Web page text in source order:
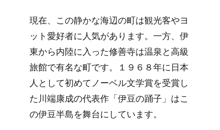
現在、この静かな海辺の町は観光客やヨ
ット愛好者に人気があります。一方、伊
東から内陸に入った修善寺は温泉と高級
旅館で有名な町です。１９６８年に日本
人として初めてノーベル文学賞を受賞し
た川端康成の代表作「伊豆の踊子」はこ
の伊豆半島を舞台にしています。